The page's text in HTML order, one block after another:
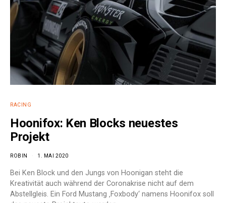
RACING
Hoonifox: Ken Blocks neuestes
Projekt
ROBIN 1. MAI 2020
Bei Ken Block und den Jungs von Hoonigan steht die
Kreativität auch während der Coronakrise nicht auf dem
Abstellgleis. Ein Ford Mustang ‚Foxbody‘ namens Hoonifox soll